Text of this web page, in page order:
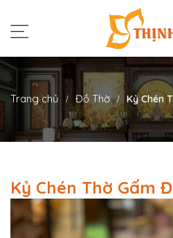
Trang chủ Đồ Thờ Kỷ Chén
Kỷ Chén Thờ Gấm